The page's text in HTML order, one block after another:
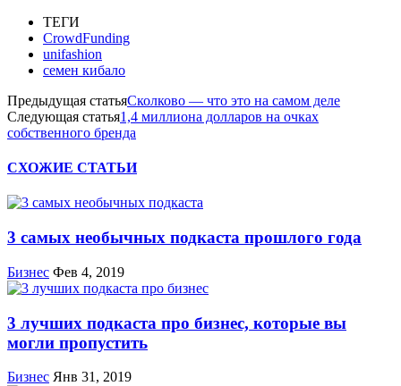
ТЕГИ
CrowdFunding
unifashion
семен кибало
Предыдущая статьяСколково — что это на самом деле
Следующая статья1,4 миллиона долларов на очках
собственного бренда
СХОЖИЕ СТАТЬИ
3 самых необычных подкаста прошлого года
Бизнес Фев 4, 2019
3 лучших подкаста про бизнес, которые вы
могли пропустить
Бизнес Янв 31, 2019